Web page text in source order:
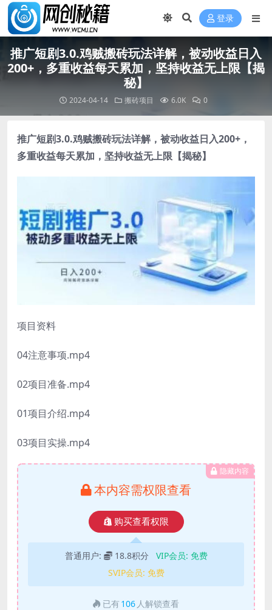
登录
推广短剧3.0.鸡贼搬砖玩法详解，被动收益日入
200+，多重收益每天累加，坚持收益无上限【揭
秘】
2024-04-14 搬砖项目 6.0K 0
推广短剧3.0.鸡贼搬砖玩法详解，被动收益日入200+，
多重收益每天累加，坚持收益无上限【揭秘】
项目资料
04注意事项.mp4
02项目准备.mp4
01项目介绍.mp4
03项目实操.mp4
隐藏内容
本内容需权限查看
购买查看权限
普通用户: 18.8积分 VIP会员: 免费
SVIP会员: 免费
已有 106 人解锁查看